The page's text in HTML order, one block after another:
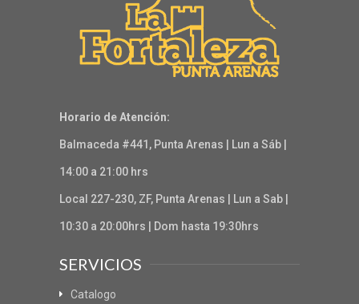
Horario de Atención:
Balmaceda #441, Punta Arenas | Lun a Sáb |
14:00 a 21:00 hrs
Local 227-230, ZF, Punta Arenas | Lun a Sab |
10:30 a 20:00hrs | Dom hasta 19:30hrs
SERVICIOS
Catalogo